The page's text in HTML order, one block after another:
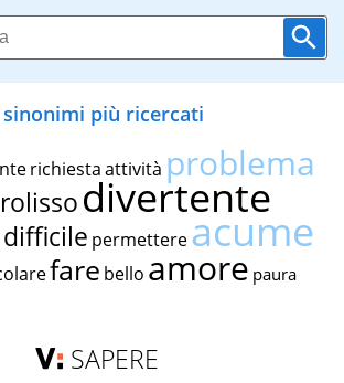
più ricercati
richiestaattività problema
divertente
difficile permettereacume
fare bello amore paura
SAPERE